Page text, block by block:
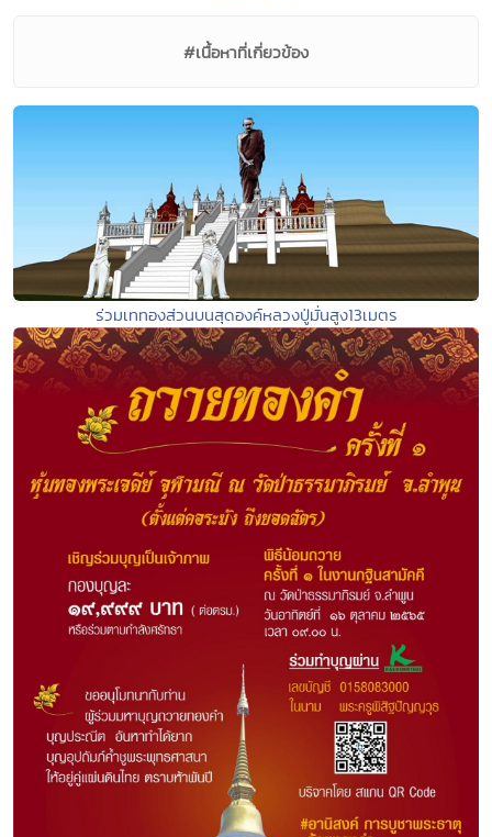
#เนื้อหาที่เกี่ยวข้อง
ร่วมเททองส่วนบนสุดองค์หลวงปู่มั่นสูง13เมตร